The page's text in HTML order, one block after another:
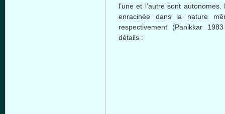
l’une et l’autre sont autonomes.
enracinée
dansla nature
respectivement (Panikkar1983
détails :